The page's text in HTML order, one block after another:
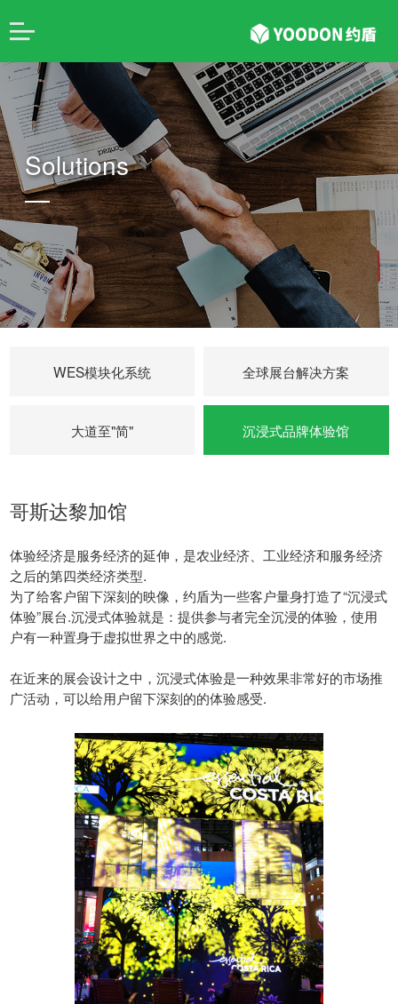
Solutions
WES模块化系统 全球展台解决方案
大道至"简" 沉浸式品牌体验馆
哥斯达黎加馆
体验经济是服务经济的延伸，是农业经济、工业经济和服务经济
之后的第四类经济类型.
为了给客户留下深刻的映像，约盾为一些客户量身打造了“沉浸式
体验”展台.沉浸式体验就是：提供参与者完全沉浸的体验，使用
户有一种置身于虚拟世界之中的感觉.
在近来的展会设计之中，沉浸式体验是一种效果非常好的市场推
广活动，可以给用户留下深刻的的体验感受.